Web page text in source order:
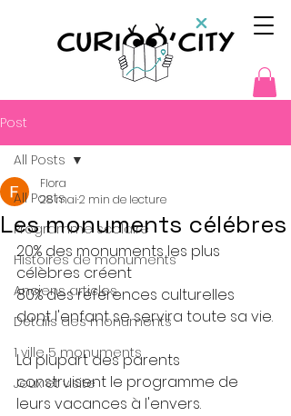
Post
All Posts
Programme scolaire
Histoires de monuments
Anciens articles
Détails des monuments
1 ville 5 monuments
Jeux et visite
All Posts
Les monuments célébres
Flora
28 mai2 min de lecture
20% des monuments les plus
célèbres créent
80% des références culturelles
dont l'enfant se servira toute sa vie.
La plupart des parents
construisent le programme de
leurs vacances à l'envers.